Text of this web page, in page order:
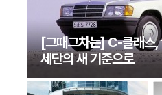
[그때그차는] C-클래스,
세단의 새 기준으로